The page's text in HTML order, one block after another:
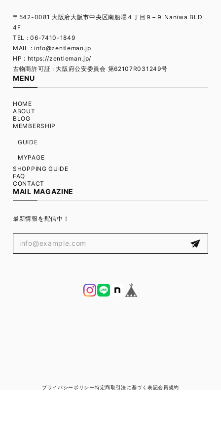
〒542-0081 大阪府大阪市中央区南船場４丁目９−９ Naniwa BLD
4F
TEL : 06-7410-1849
MAIL : info@zentleman.jp
HP : https://zentleman.jp/
古物商許可証 : 大阪府公安委員会 第62107R031249号
MENU
HOME
ABOUT
BLOG
MEMBERSHIP
GUIDE
MYPAGE
SHOPPING GUIDE
FAQ
CONTACT
MAIL MAGAZINE
最新情報を配信中！
プライバシーポリシー特定商取引法に基づく表記会員規約